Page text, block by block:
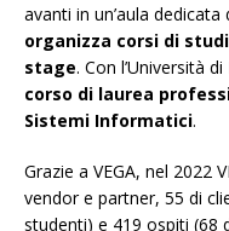
avanti in un’aula
organizza corsi di
stage. Con l’Università
corso di laurea
Sistemi Informatici.
Grazie a VEGA, nel 2022
vendor e partner, 55 di
studenti) e 419 ospiti (68